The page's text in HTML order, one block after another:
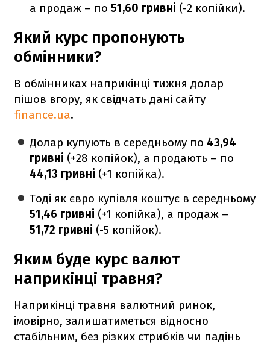
а продаж – по51,60 гривні (-2 копійки).
Який курс пропонують
обмінники?
В обмінниках наприкінці тижня долар
пішов вгору, як свідчать дані сайту
finance.ua.
Долар купують в середньому по 43,94
гривні (+28 копійок), а продають – по
44,13 гривні (+1 копійка).
Тоді як євро купівля коштує в середньому
51,46 гривні (+1 копійка), а продаж –
51,72 гривні (-5 копійок).
Яким буде курс валют
наприкінці травня?
Наприкінці травня валютний ринок,
імовірно, залишатиметься відносно
стабільним, без різких стрибків чи падінь